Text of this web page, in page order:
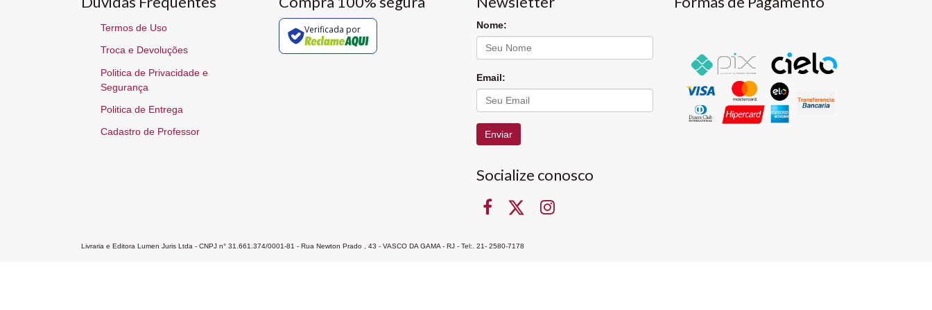
Termos de Uso
Troca e Devoluções
Politica de Privacidade e
Segurança
Politica de Entrega
Cadastro de Professor
Verificada por Nome:
Email:
Enviar
Socialize conosco
Livraria e Editora Lumen Juris Ltda - CNPJ n° 31.661.374/0001-81 - Rua Newton Prado , 43 - VASCO DA GAMA - RJ - Tel:. 21- 2580-7178